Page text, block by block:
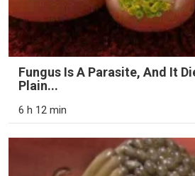
Fungus Is A Parasite, And It
Plain...
6 h 12 min